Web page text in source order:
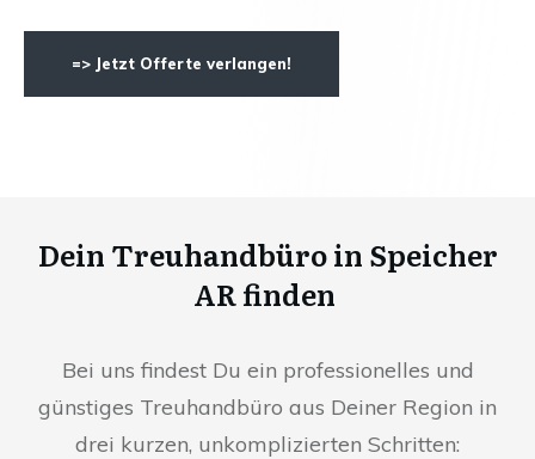
=> Jetzt Offerte verlangen!
Dein Treuhandbüro in Speicher
AR finden
Bei uns findest Du ein professionelles und
günstiges Treuhandbüro aus Deiner Region in
drei kurzen, unkomplizierten Schritten: